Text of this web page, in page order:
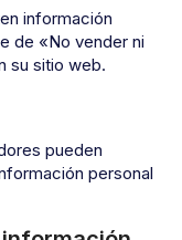
información
de «No vender ni
su sitio web.
pueden
personal